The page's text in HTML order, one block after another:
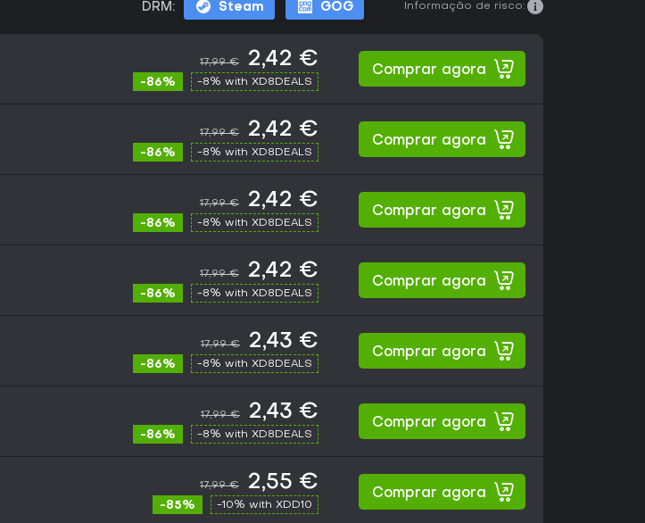
DRM: Steam GOG Informação de risco:
17,99 € 2,42 €
-86% -8% with XD8DEALS
Comprar agora
17,99 € 2,42 €
-86% -8% with XD8DEALS
Comprar agora
17,99 € 2,42 €
-86% -8% with XD8DEALS
Comprar agora
17,99 € 2,42 €
-86% -8% with XD8DEALS
Comprar agora
17,99 € 2,43 €
-86% -8% with XD8DEALS
Comprar agora
17,99 € 2,43 €
-86% -8% with XD8DEALS
Comprar agora
17,99 € 2,55 €
-85% -10% with XDD10
Comprar agora